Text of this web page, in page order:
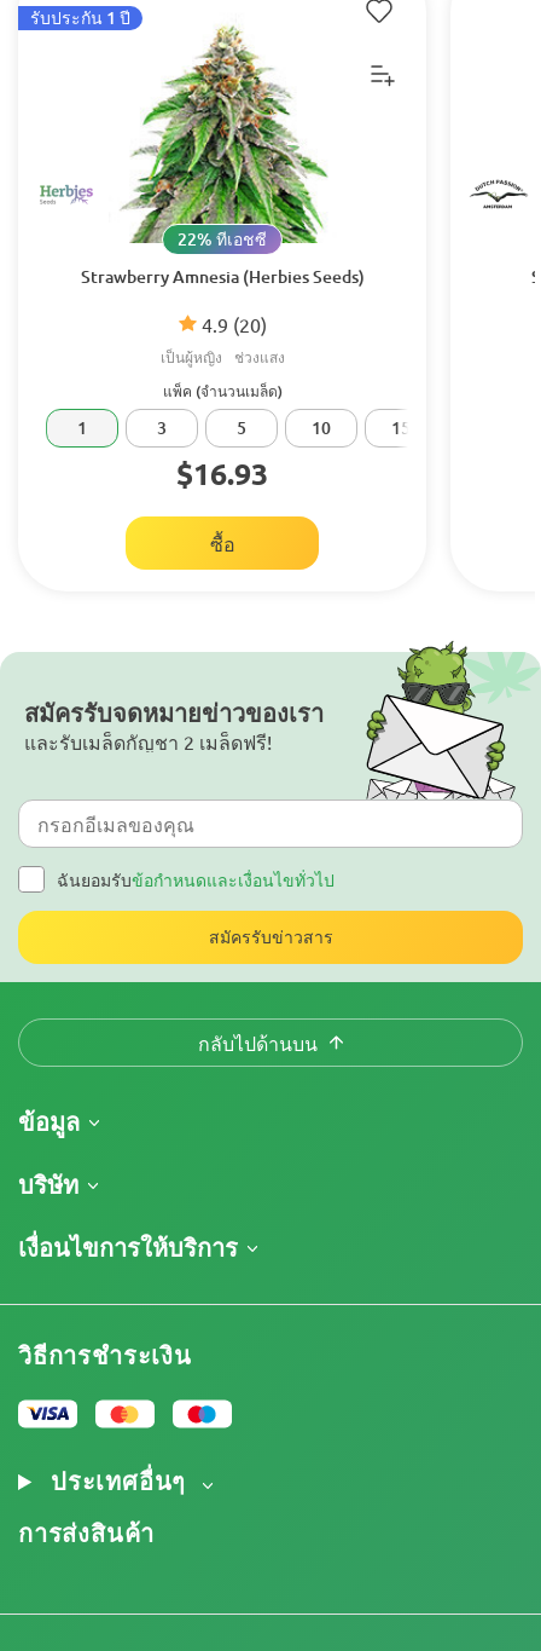
Strawberry Amnesia (Herbies Seeds)
4.9 (20)
22% ทีเอชซี
เป็นผู้หญิง ช่วงแสง
รับประกัน 1 ปี
แพ็ค (จำนวนเมล็ด)
1 3 5 10 15
$16.93
ซื้อ
สมัครรับจดหมายข่าวของเรา
และรับเมล็ดกัญชา 2 เมล็ดฟรี!
ฉันยอมรับข้อกำหนดและเงื่อนไขทั่วไป
สมัครรับข่าวสาร
กลับไปด้านบน
ข้อมูล
การจัดส่งสินค้า
นโยบายการคืนสินค้า
โปรโมชั่น
บริษัท
เกี่ยวกับเรา
บทวิจารณ์
โปรแกรมพันธมิตรกัญชา
แผนผังเว็บไซต์
เงื่อนไขการให้บริการ
ข้อกำหนดและเงื่อนไข
การปฏิเสธความรับผิดโดยข้อจำกัดความรับผิดชอบ
นโยบายความเป็นส่วนตัว
นโยบายการใช้คุกกี้
วิธีการชำระเงิน
ประเทศอื่นๆ
การส่งสินค้า